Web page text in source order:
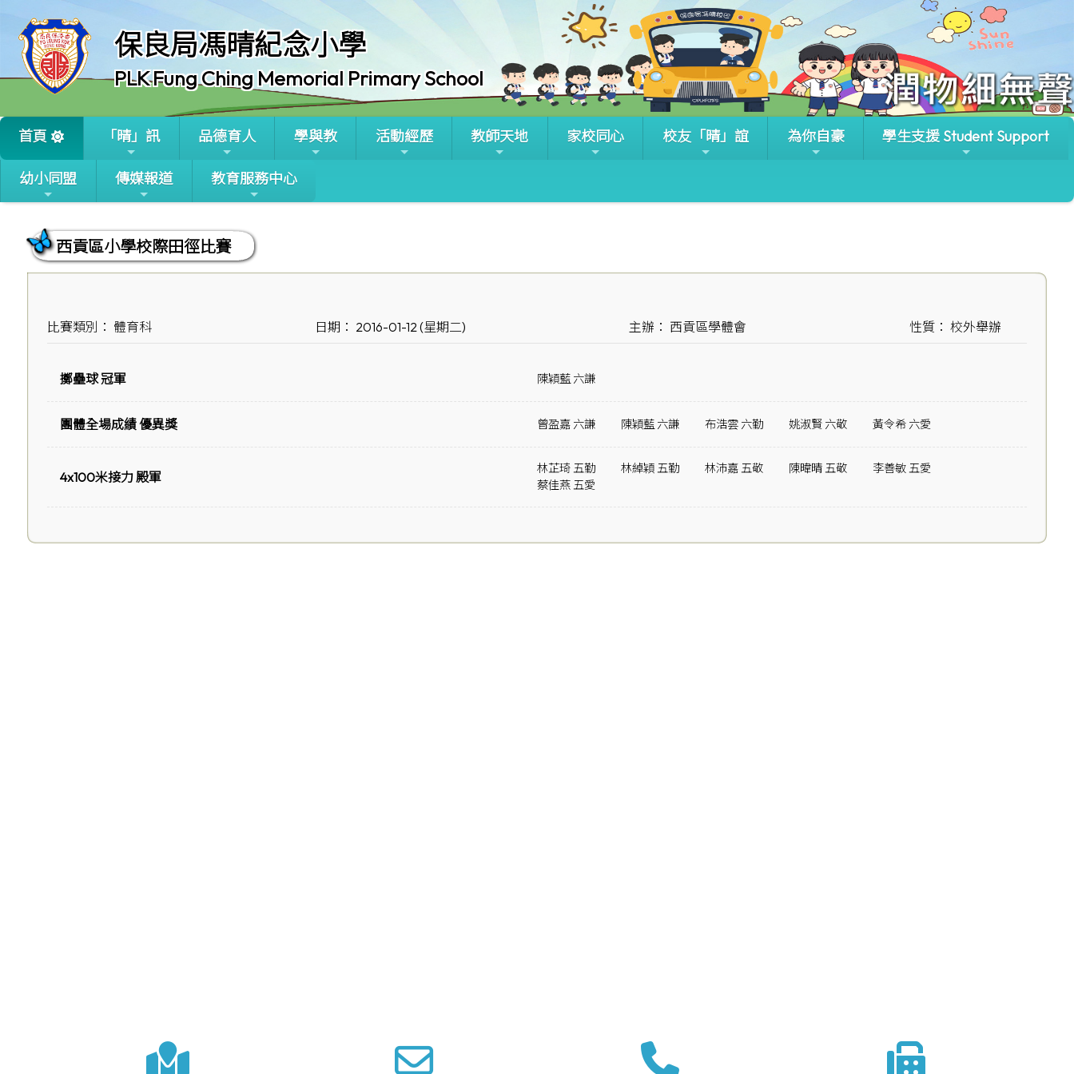
保良局馮晴紀念小學
PLK Fung Ching Memorial Primary School
首頁 「晴」訊 品德育人 學與教 活動經歷 教師天地 家校同心 校友「晴」誼 為你自豪 學生支援 Student Support
幼小同盟 傳媒報道 教育服務中心
西貢區小學校際田徑比賽
比賽類別： 體育科 日期： 2016-01-12 (星期二) 主辦： 西貢區學體會 性質： 校外舉辦
擲壘球 冠軍 陳穎藍 六謙
團體全場成績 優異獎 曾盈嘉 六謙 陳穎藍 六謙 布浩雲 六勤 姚淑賢 六敬 黃令希 六愛
4x100米接力 殿軍
林芷琦 五勤 林綽穎 五勤 林沛嘉 五敬 陳暐晴 五敬
李善敏 五愛
蔡佳燕 五愛